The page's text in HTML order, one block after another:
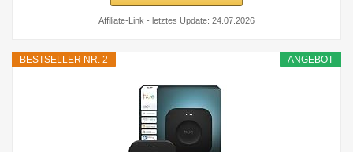
Affiliate-Link - letztes Update: 24.07.2026
ANGEBOT
BESTSELLER NR. 2